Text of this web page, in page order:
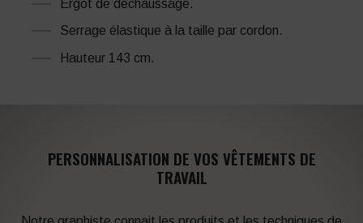
Ergot de déchaussage.
Serrage élastique à la taille par cordon.
Hauteur 143 cm.
PERSONNALISATION DE VOS VÊTEMENTS DE
TRAVAIL